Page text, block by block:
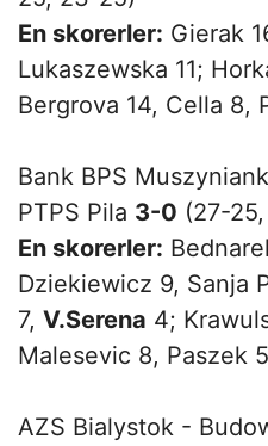
En skorerler: Gierak
Lukaszewska 11;
Bergrova 14, Cella 8,
Bank BPS
PTPS Pila 3-0 (27-
En skorerler:
Dziekiewicz 9, Sanja
7, V.Serena 4;
Malesevic 8, Paszek
AZS Bialystok -